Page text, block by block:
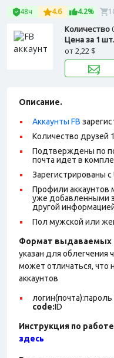
48ч 4.6 4.2%
Количество
Цена за 1 шт.
от2,22 $
Описание.
Аккаунты FB
Количество друзей
Подтверждены по
почта идет в
Зарегистрированы с
Профили аккаунтов
уже добавленными
другой
Пол мужской или
Формат выдаваемых
указан для облегчения
может отличаться, что
аккаунтов
code:ID
Инструкция по
здесь